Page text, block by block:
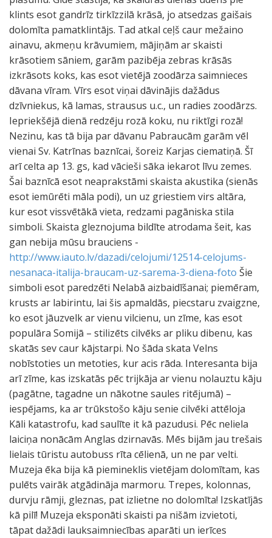
http://www.iauto.lv/dazadi/celojumi/12514-celojums-
nesanaca-italija-braucam-uz-sarema-3-diena-foto Šie
simboli esot paredzēti Nelabā aizbaidīšanai; piemēram,
krusts ar labirintu, lai šis apmaldās, piecstaru zvaigzne,
ko esot jāuzvelk ar vienu vilcienu, un zīme, kas esot
populāra Somijā – stilizēts cilvēks ar pliku dibenu, kas
skatās sev caur kājstarpi. No šāda skata Velns
nobīstoties un metoties, kur acis rāda. Interesanta bija
arī zīme, kas izskatās pēc trijkāja ar vienu nolauztu kāju
(pagātne, tagadne un nākotne saules ritējumā) –
iespējams, ka ar trūkstošo kāju senie cilvēki attēloja
Kāli katastrofu, kad saulīte it kā pazudusi. Pēc neliela
laiciņa nonācām Anglas dzirnavās. Mēs bijām jau trešais
lielais tūristu autobuss rīta cēlienā, un ne par velti.
Muzeja ēka bija kā piemineklis vietējam dolomītam, kas
pulēts vairāk atgādināja marmoru. Trepes, kolonnas,
durvju rāmji, gleznas, pat izlietne no dolomīta! Izskatījās
kā pilī! Muzeja eksponāti skaisti pa nišām izvietoti,
tāpat dažādi lauksaimniecības aparāti un ierīces